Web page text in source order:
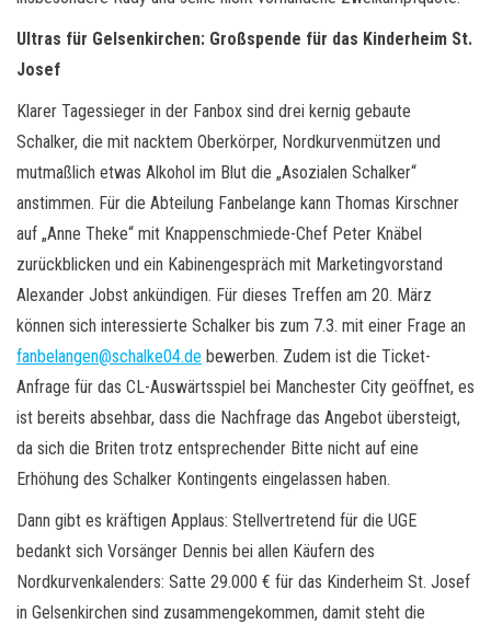
Ultras für Gelsenkirchen: Großspende für das Kinderheim St.
Josef
Klarer Tagessieger in der Fanbox sind drei kernig gebaute
Schalker, die mit nacktem Oberkörper, Nordkurvenmützen und
mutmaßlich etwas Alkohol im Blut die „Asozialen Schalker“
anstimmen. Für die Abteilung Fanbelange kann Thomas Kirschner
auf „Anne Theke“ mit Knappenschmiede-Chef Peter Knäbel
zurückblicken und ein Kabinengespräch mit Marketingvorstand
Alexander Jobst ankündigen. Für dieses Treffen am 20. März
können sich interessierte Schalker bis zum 7.3. mit einer Frage an
fanbelangen@schalke04.de bewerben. Zudem ist die Ticket-
Anfrage für das CL-Auswärtsspiel bei Manchester City geöffnet, es
ist bereits absehbar, dass die Nachfrage das Angebot übersteigt,
da sich die Briten trotz entsprechender Bitte nicht auf eine
Erhöhung des Schalker Kontingents eingelassen haben.
Dann gibt es kräftigen Applaus: Stellvertretend für die UGE
bedankt sich Vorsänger Dennis bei allen Käufern des
Nordkurvenkalenders: Satte 29.000 € für das Kinderheim St. Josef
in Gelsenkirchen sind zusammengekommen, damit steht die